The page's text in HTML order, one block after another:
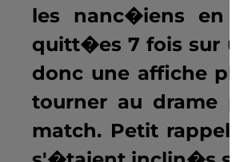
les nanc�iens
quitt�es 7 fois sur
donc une affiche
tourner au drame
match. Petit